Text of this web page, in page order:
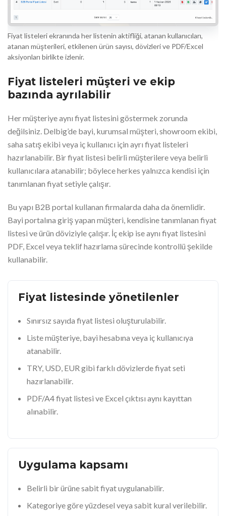
Fiyat listeleri ekranında her listenin aktifliği, atanan kullanıcıları,
atanan müşterileri, etkilenen ürün sayısı, dövizleri ve PDF/Excel
aksiyonları birlikte izlenir.
Fiyat listeleri müşteri ve ekip
bazında ayrılabilir
Her müşteriye aynı fiyat listesini göstermek zorunda
değilsiniz. Delbig’de bayi, kurumsal müşteri, showroom ekibi,
saha satış ekibi veya iç kullanıcı için ayrı fiyat listeleri
hazırlanabilir. Bir fiyat listesi belirli müşterilere veya belirli
kullanıcılara atanabilir; böylece herkes yalnızca kendisi için
tanımlanan fiyat setiyle çalışır.
Bu yapı B2B portal kullanan firmalarda daha da önemlidir.
Bayi portalına giriş yapan müşteri, kendisine tanımlanan fiyat
listesi ve ürün döviziyle çalışır. İç ekip ise aynı fiyat listesini
PDF, Excel veya teklif hazırlama sürecinde kontrollü şekilde
kullanabilir.
Fiyat listesinde yönetilenler
Sınırsız sayıda fiyat listesi oluşturulabilir.
Liste müşteriye, bayi hesabına veya iç kullanıcıya
atanabilir.
TRY, USD, EUR gibi farklı dövizlerde fiyat seti
hazırlanabilir.
PDF/A4 fiyat listesi ve Excel çıktısı aynı kayıttan
alınabilir.
Uygulama kapsamı
Belirli bir ürüne sabit fiyat uygulanabilir.
Kategoriye göre yüzdesel veya sabit kural verilebilir.